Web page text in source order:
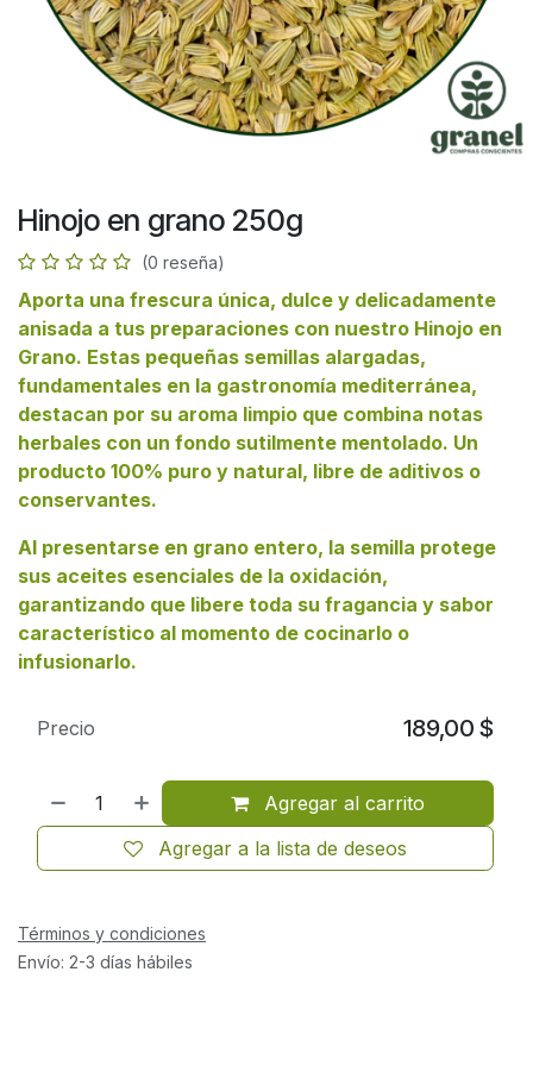
Hinojo en grano 250g
(0 reseña)
Aporta una frescura única, dulce y delicadamente
anisada a tus preparaciones con nuestro Hinojo en
Grano. Estas pequeñas semillas alargadas,
fundamentales en la gastronomía mediterránea,
destacan por su aroma limpio que combina notas
herbales con un fondo sutilmente mentolado. Un
producto 100% puro y natural, libre de aditivos o
conservantes.
Al presentarse en grano entero, la semilla protege
sus aceites esenciales de la oxidación,
garantizando que libere toda su fragancia y sabor
característico al momento de cocinarlo o
infusionarlo.
Agregar al carrito
Agregar a la lista de deseos
Precio 189,00 $
Términos y condiciones
Envío: 2-3 días hábiles